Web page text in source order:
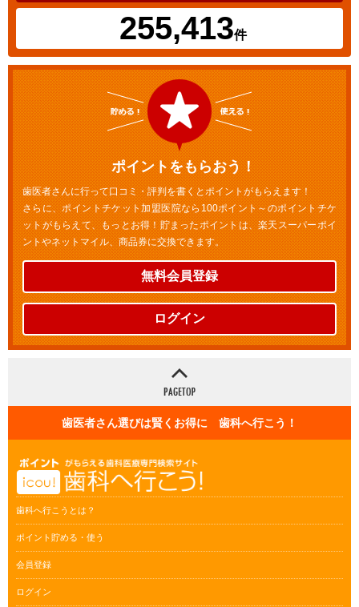
255,413件
ポイントをもらおう！
歯医者さんに行って口コミ・評判を書くとポイントがもらえます！
さらに、ポイントチケット加盟医院なら100ポイント～のポイントチケ
ットがもらえて、もっとお得！貯まったポイントは、楽天スーパーポイ
ントやネットマイル、商品券に交換できます。
無料会員登録
ログイン
歯医者さん選びは賢くお得に 歯科へ行こう！
歯科へ行こうとは？
ポイント貯める・使う
会員登録
ログイン